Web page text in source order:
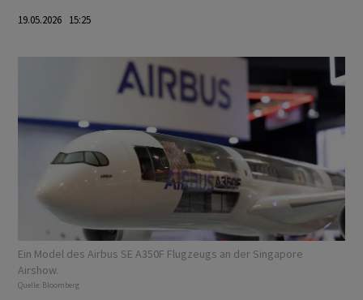
19.05.2026 15:25
Ein Model des Airbus SE A350F Flugzeugs an der Singapore
Airshow.
Quelle: Bloomberg